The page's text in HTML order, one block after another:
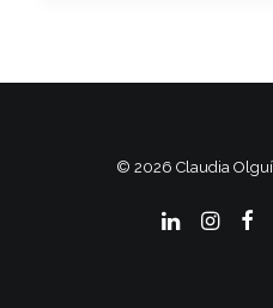
© 2026 Claudia